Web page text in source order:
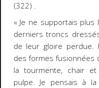
(322) .
« Je ne supportais
derniers troncs
de leur gloire perdue.
des formes fusionnées
la tourmente, chair
pulpe. Je pensais à